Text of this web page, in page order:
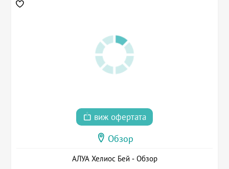
виж офертата
Обзор
АЛУА Хелиос Бей - Обзор